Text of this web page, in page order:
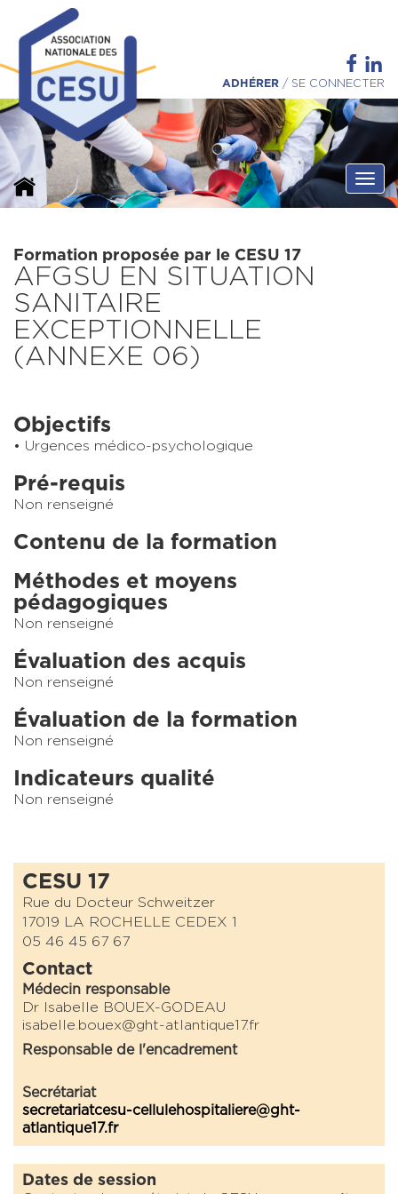
ADHÉRER / SE CONNECTER
Formation proposée par le CESU 17
AFGSU EN SITUATION
SANITAIRE
EXCEPTIONNELLE
(ANNEXE 06)
Objectifs
Urgences médico-psychologique
Pré-requis
Non renseigné
Contenu de la formation
Méthodes et moyens
pédagogiques
Non renseigné
Évaluation des acquis
Non renseigné
Évaluation de la formation
Non renseigné
Indicateurs qualité
Non renseigné
CESU 17
Rue du Docteur Schweitzer
17019 LA ROCHELLE CEDEX 1
05 46 45 67 67
Contact
Médecin responsable
Dr Isabelle BOUEX-GODEAU
isabelle.bouex@ght-atlantique17.fr
Responsable de l'encadrement
Secrétariat
secretariatcesu-cellulehospitaliere@ght-
atlantique17.fr
Dates de session